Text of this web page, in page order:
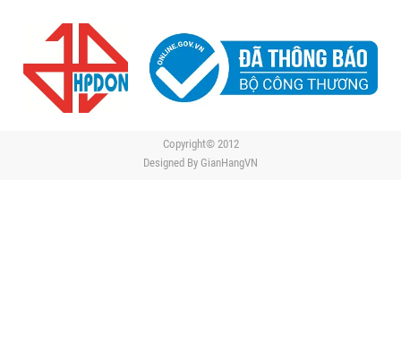
Copyright© 2012
Designed By GianHangVN